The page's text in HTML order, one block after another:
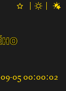
09-05 00:00:02